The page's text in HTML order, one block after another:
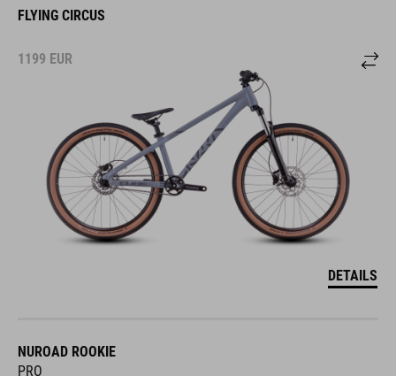
FLYING CIRCUS
1199 EUR
DETAILS
NUROAD ROOKIE
PRO